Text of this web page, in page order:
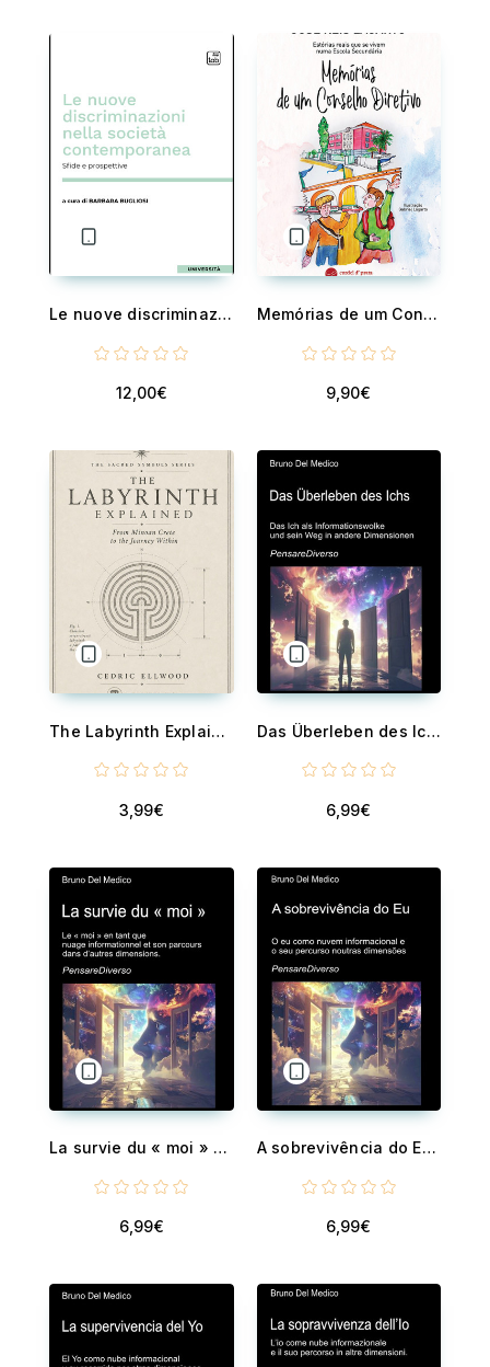
Le nuove discriminazioni nella società contemporanea - Sfide e prospettive
12,00€
Memórias de um Conselho Diretivo
9,90€
The Labyrinth Explained From Minoan Crete to the Journey Within
3,99€
Das Überleben des Ichs - Das Ich als Informationswolke und sein Weg in andere Dimensionen Quantenbewusstsein, Erhaltung der Erfahrung und multidimensionale Universen
6,99€
La survie du « moi » - Le « moi » en tant que nuage informationnel et son parcours dans d’autres dimensions. Conscience quantique, conservation de l’expérience et univers multidimensionnels
6,99€
A sobrevivência do Eu - O eu como nuvem informacional e o seu percurso noutras dimensões Consciência quântica, conservação da experiência e universos multidimensionais
6,99€